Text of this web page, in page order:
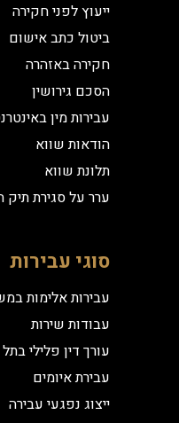
ייעוץ לפני חקירה
ביטול כתב אישום
חקירה באזהרה
הסכם גירושין
עבירות מין
הודאות שווא
תלונת שווא
ערר על סגירת תיק
סוגי עבירות
עבירות אלימות
עבודות שירות
עורך דין פלילי
עבירת איומים
ייצוג נפגעי עבירה